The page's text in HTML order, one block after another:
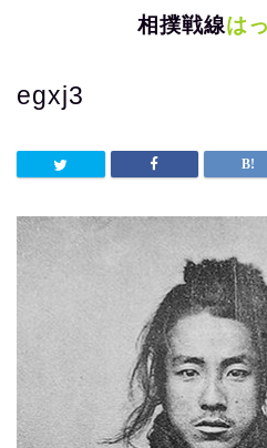
相撲戦線は
egxj3